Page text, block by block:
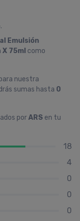
Emulsión
75ml como
nuestra
sumas hasta 0
porARS en tu
18
4
0
0
0